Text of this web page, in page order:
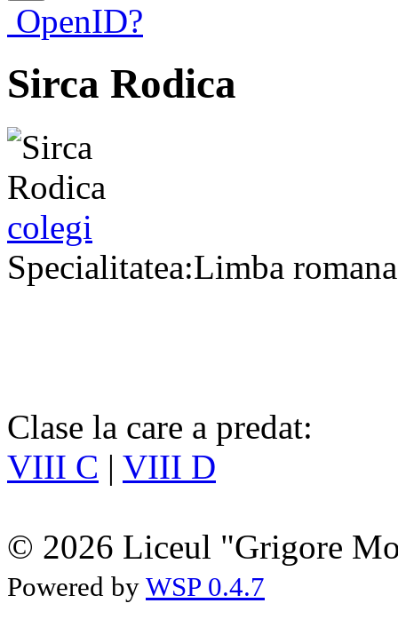
OpenID?
Sirca Rodica
colegi
Specialitatea:Limba romana
Clase la care a predat:
VIII C | VIII D
© 2026 Liceul "Grigore
Powered by WSP 0.4.7